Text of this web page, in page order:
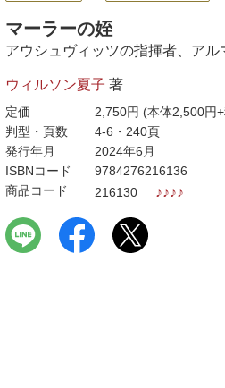
マーラーの姪
アウシュヴィッツの指揮者、アル
ウィルソン夏子 著
定価 2,750円 (本体2,500円
判型・頁数
4-6・240頁
発行年月
2024年6月
ISBNコード
9784276216136
商品コード
216130 ♪♪♪♪